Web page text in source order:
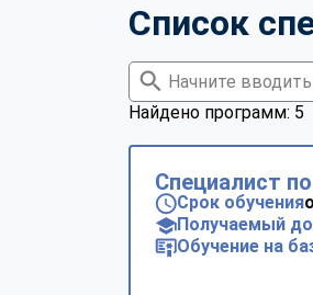
Список
Найдено программ: 5
Cпециалист
Срок обучения
Получаемый
Обучение на